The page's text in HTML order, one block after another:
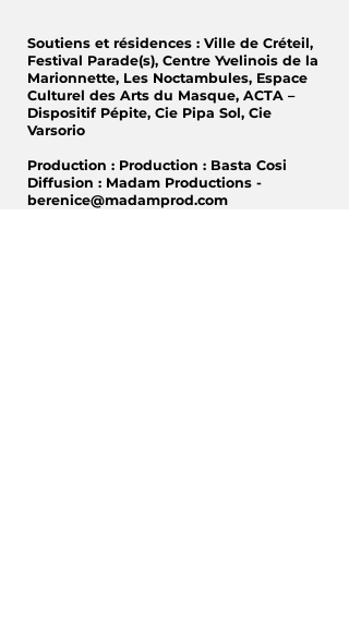
Soutiens et résidences : Ville de Créteil,
Festival Parade(s), Centre Yvelinois de la
Marionnette, Les Noctambules, Espace
Culturel des Arts du Masque, ACTA –
Dispositif Pépite, Cie Pipa Sol, Cie
Varsorio
Production : Production : Basta Cosi
Diffusion : Madam Productions -
berenice@madamprod.com